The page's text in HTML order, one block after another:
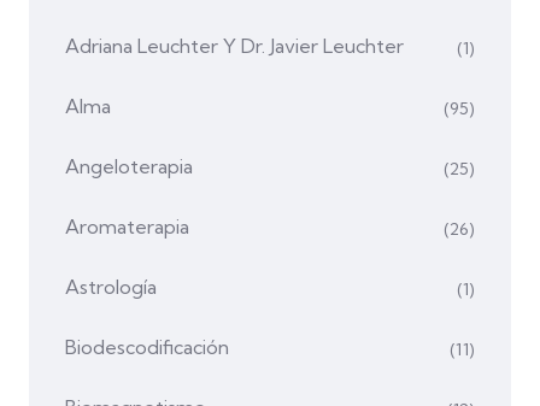
Adriana Leuchter Y Dr. Javier Leuchter (1)
Alma (95)
Angeloterapia (25)
Aromaterapia (26)
Astrología (1)
Biodescodificación (11)